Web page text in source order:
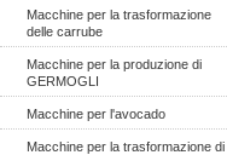
Macchine per la trasformazione
delle carrube
Macchine per la produzione di
GERMOGLI
Macchine per l'avocado
Macchine per la trasformazione di